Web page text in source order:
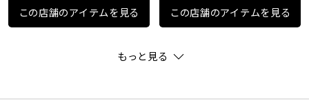
この店舗のアイテムを見る この店舗のアイテムを見る
もっと見る